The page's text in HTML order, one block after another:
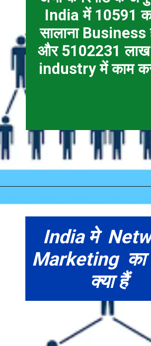
India में 10591
सालाना Business
और 5102231 लाख
industry में काम
India मे
Marketing का
क्या हैं